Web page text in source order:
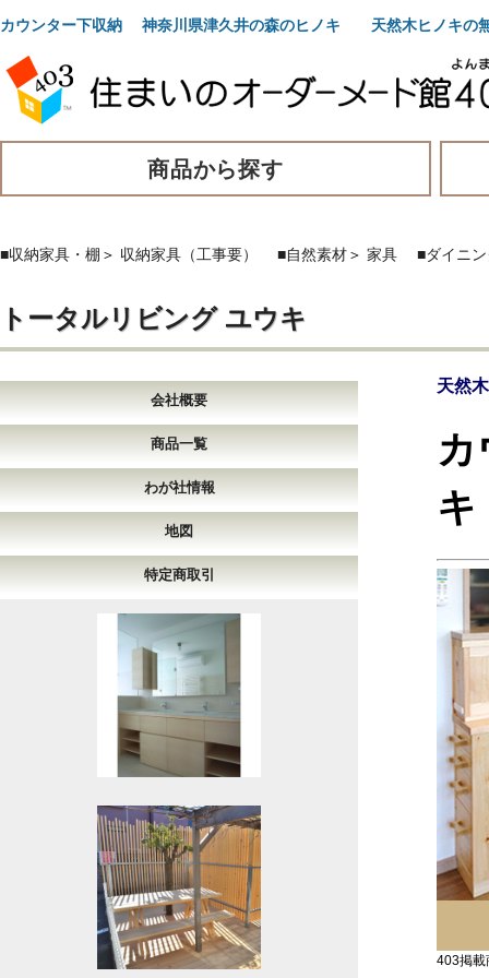
カウンター下収納 神奈川県津久井の森のヒノキ 天然木ヒノキの無
商品から探す
■収納家具・棚 ＞ 収納家具（工事要） ■自然素材＞ 家具 ■ダイニ
トータルリビング ユウキ
会社概要
商品一覧
わが社情報
地図
特定商取引
天然
キ
403掲載